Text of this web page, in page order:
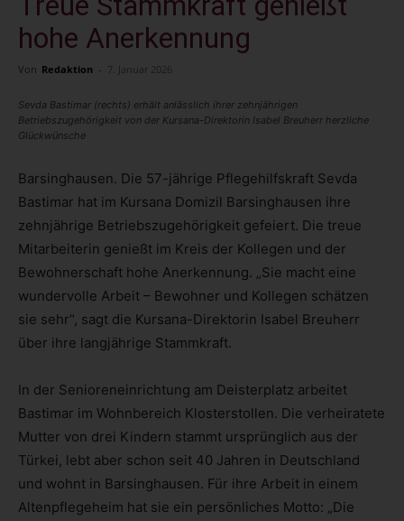
hohe Anerkennung
Von Redaktion - 7. Januar 2026
Sevda Bastimar (rechts) erhält anlässlich ihrer zehnjährigen
Betriebszugehörigkeit von der Kursana-Direktorin Isabel Breuherr herzliche
Glückwünsche
Barsinghausen. Die 57-jährige Pflegehilfskraft Sevda
Bastimar hat im Kursana Domizil Barsinghausen ihre
zehnjährige Betriebszugehörigkeit gefeiert. Die treue
Mitarbeiterin genießt im Kreis der Kollegen und der
Bewohnerschaft hohe Anerkennung. „Sie macht eine
wundervolle Arbeit – Bewohner und Kollegen schätzen
sie sehr“, sagt die Kursana-Direktorin Isabel Breuherr
über ihre langjährige Stammkraft.
In der Senioreneinrichtung am Deisterplatz arbeitet
Bastimar im Wohnbereich Klosterstollen. Die verheiratete
Mutter von drei Kindern stammt ursprünglich aus der
Türkei, lebt aber schon seit 40 Jahren in Deutschland
und wohnt in Barsinghausen. Für ihre Arbeit in einem
Altenpflegeheim hat sie ein persönliches Motto: „Die